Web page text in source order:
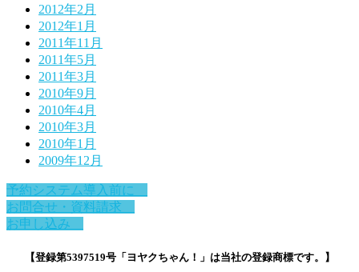
2012年2月
2012年1月
2011年11月
2011年5月
2011年3月
2010年9月
2010年4月
2010年3月
2010年1月
2009年12月
予約システム導入前に
お問合せ・資料請求
お申し込み
【登録第5397519号「ヨヤクちゃん！」は当社の登録商標です。】